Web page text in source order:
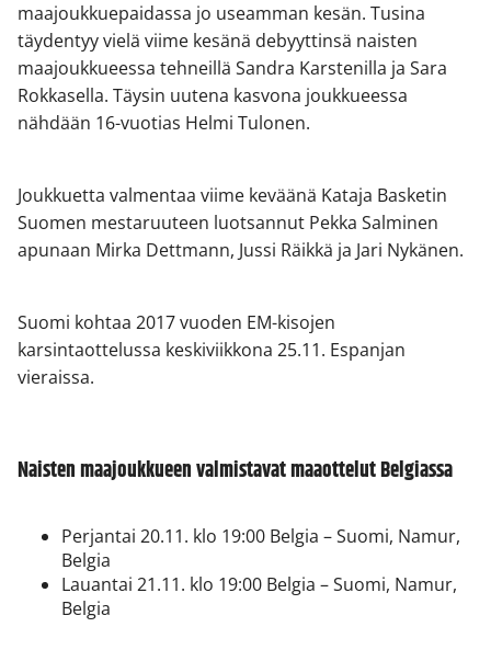
maajoukkuepaidassa jo useamman kesän. Tusina
täydentyy vielä viime kesänä debyyttinsä naisten
maajoukkueessa tehneillä Sandra Karstenilla ja Sara
Rokkasella. Täysin uutena kasvona joukkueessa
nähdään 16-vuotias Helmi Tulonen.
Joukkuetta valmentaa viime keväänä Kataja Basketin
Suomen mestaruuteen luotsannut Pekka Salminen
apunaan Mirka Dettmann, Jussi Räikkä ja Jari Nykänen.
Suomi kohtaa 2017 vuoden EM-kisojen
karsintaottelussa keskiviikkona 25.11. Espanjan
vieraissa.
Naisten maajoukkueen valmistavat maaottelut Belgiassa
Perjantai 20.11. klo 19:00 Belgia – Suomi, Namur,
Belgia
Lauantai 21.11. klo 19:00 Belgia – Suomi, Namur,
Belgia